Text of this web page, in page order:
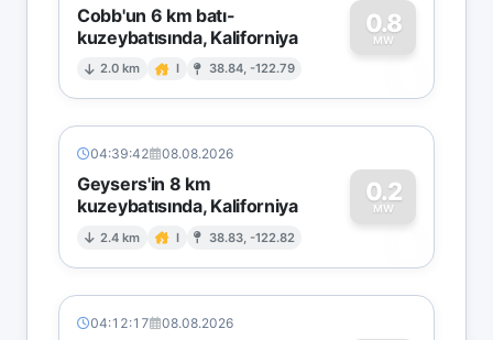
Cobb'un 6 km batı-
kuzeybatısında, Kaliforniya
2.0 km I 38.84, -122.79
0.8
MW
0
04:39:42 08.08.2026
Geysers'in 8 km
kuzeybatısında, Kaliforniya
2.4 km I 38.83, -122.82
0.2
MW
0
04:12:17 08.08.2026